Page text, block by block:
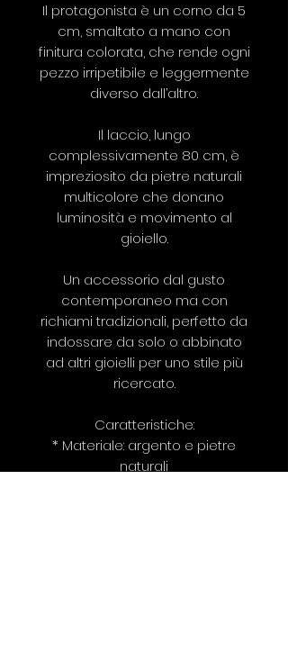
Il protagonista è un corno da 5
cm, smaltato a mano con
finitura colorata, che rende ogni
pezzo irripetibile e leggermente
diverso dall’altro.
Il laccio, lungo
complessivamente 80 cm, è
impreziosito da pietre naturali
multicolore che donano
luminosità e movimento al
gioiello.
Un accessorio dal gusto
contemporaneo ma con
richiami tradizionali, perfetto da
indossare da solo o abbinato
ad altri gioielli per uno stile più
ricercato.
Caratteristiche:
* Materiale: argento e pietre
naturali